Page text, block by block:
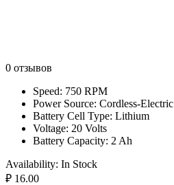
0 отзывов
Speed: 750 RPM
Power Source: Cordless-Electric
Battery Cell Type: Lithium
Voltage: 20 Volts
Battery Capacity: 2 Ah
Availability: In Stock
₽ 16.00